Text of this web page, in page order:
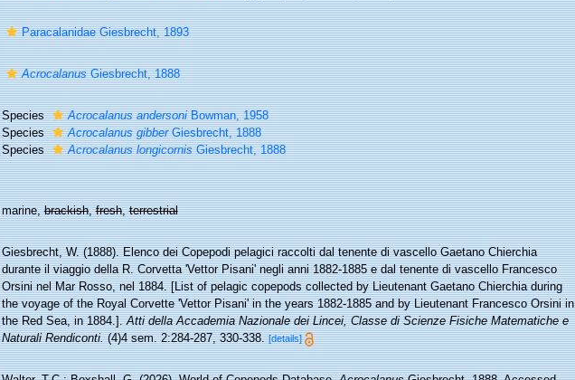
Paracalanidae Giesbrecht, 1893
AcrocalanusGiesbrecht, 1888
Species Acrocalanus andersoniBowman, 1958
Species
Acrocalanus gibberGiesbrecht, 1888
Species
Acrocalanus longicornisGiesbrecht, 1888
marine,brackish,fresh,terrestrial
Giesbrecht, W. (1888). Elenco dei Copepodi pelagici raccolti dal tenente di vascello Gaetano Chierchia
durante il viaggio della R. Corvetta 'Vettor Pisani' negli anni 1882-1885 e dal tenente di vascello Francesco
Orsini nel Mar Rosso, nel 1884. [List of pelagic copepods collected by Lieutenant Gaetano Chierchia during
the voyage of the Royal Corvette 'Vettor Pisani' in the years 1882-1885 and by Lieutenant Francesco Orsini in
the Red Sea, in 1884.].Atti della Accademia Nazionale dei Lincei, Classe di Scienze Fisiche Matematiche e
Naturali Rendiconti.(4)4 sem. 2:284-287, 330-338. [details]